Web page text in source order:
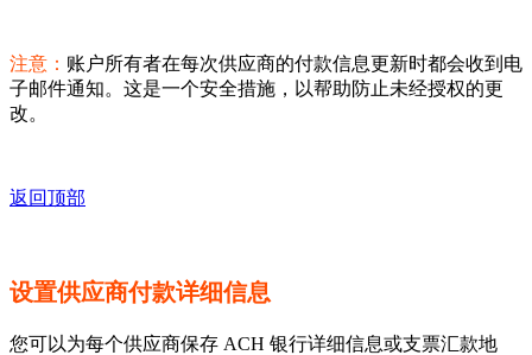
注意： 账户所有者在每次供应商的付款信息更新时都会收到电
子邮件通知。这是一个安全措施，以帮助防止未经授权的更
改。
返回顶部
设置供应商付款详细信息
您可以为每个供应商保存 ACH 银行详细信息或支票汇款地